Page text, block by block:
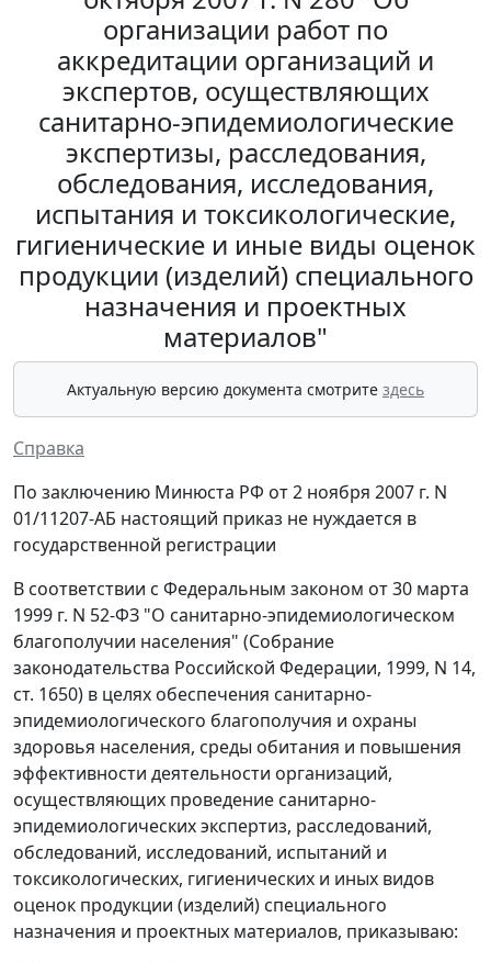
организации работ по
аккредитации организаций и
экспертов, осуществляющих
санитарно-эпидемиологические
экспертизы, расследования,
обследования, исследования,
испытания и токсикологические,
гигиенические и иные виды оценок
продукции (изделий) специального
назначения и проектных
материалов"
Актуальную версию документа смотрите здесь
Справка
По заключению Минюста РФ от 2 ноября 2007 г. N
01/11207-АБ настоящий приказ не нуждается в
государственной регистрации
В соответствии с Федеральным законом от 30 марта
1999 г. N 52-ФЗ "О санитарно-эпидемиологическом
благополучии населения" (Собрание
законодательства Российской Федерации, 1999, N 14,
ст. 1650) в целях обеспечения санитарно-
эпидемиологического благополучия и охраны
здоровья населения, среды обитания и повышения
эффективности деятельности организаций,
осуществляющих проведение санитарно-
эпидемиологических экспертиз, расследований,
обследований, исследований, испытаний и
токсикологических, гигиенических и иных видов
оценок продукции (изделий) специального
назначения и проектных материалов, приказываю: